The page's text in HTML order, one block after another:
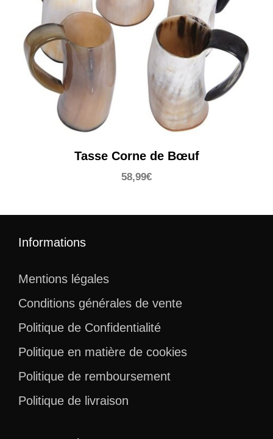
Tasse Corne de Bœuf
58,99€
Informations
Mentions légales
Conditions générales de vente
Politique de Confidentialité
Politique en matière de cookies
Politique de remboursement
Politique de livraison